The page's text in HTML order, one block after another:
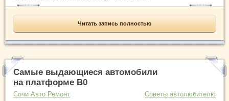
Читать запись полностью
Самые выдающиеся автомобили
на платформе B0
Сочи Авто Ремонт Советы автолюбителю